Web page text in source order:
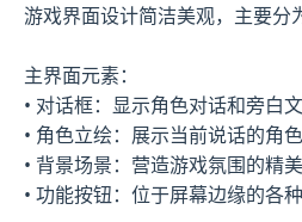
游戏界面设计简洁美观，主要分
主界面元素：
• 对话框：显示角色对话和旁白
• 角色立绘：展示当前说话的角
• 背景场景：营造游戏氛围的精
• 功能按钮：位于屏幕边缘的各